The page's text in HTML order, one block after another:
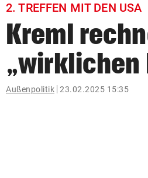
bookmark
search
Suchbegriff
eingeben
2. TREFFEN MIT DEN USA
Kreml
„wirklichen
Außenpolitik 23.02.2025 15:35